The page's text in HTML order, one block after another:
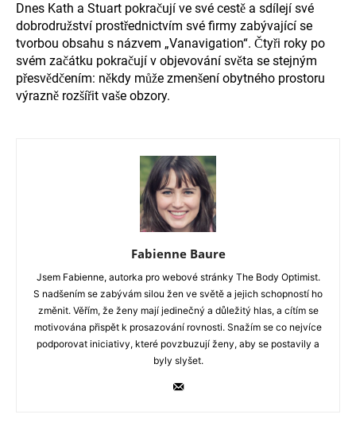
Dnes Kath a Stuart pokračují ve své cestě a sdílejí své
dobrodružství prostřednictvím své firmy zabývající se
tvorbou obsahu s názvem „Vanavigation“. Čtyři roky po
svém začátku pokračují v objevování světa se stejným
přesvědčením: někdy může zmenšení obytného prostoru
výrazně rozšířit vaše obzory.
Fabienne Baure
Jsem Fabienne, autorka pro webové stránky The Body Optimist.
S nadšením se zabývám silou žen ve světě a jejich schopností ho
změnit. Věřím, že ženy mají jedinečný a důležitý hlas, a cítím se
motivována přispět k prosazování rovnosti. Snažím se co nejvíce
podporovat iniciativy, které povzbuzují ženy, aby se postavily a
byly slyšet.